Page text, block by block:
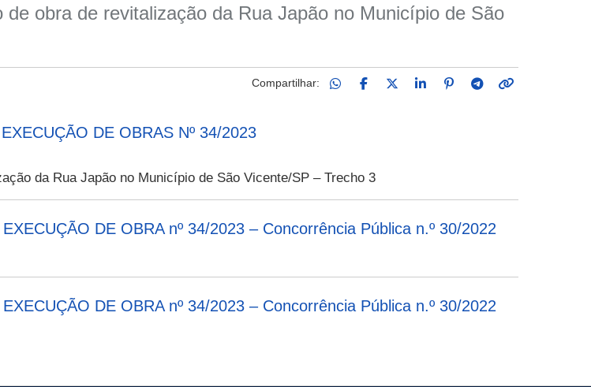
obra de revitalização da Rua Japão no Município de São
Compartilhar:
DE OBRAS Nº 34/2023
da Rua Japão no Município de São Vicente/SP – Trecho 3
DE OBRA nº 34/2023 – Concorrência Pública n.º 30/2022
DE OBRA nº 34/2023 – Concorrência Pública n.º 30/2022